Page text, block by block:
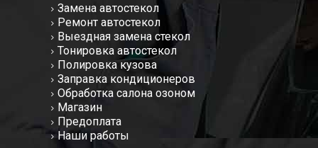
Замена автостекол
Ремонт автостекол
Выездная замена стекол
Тонировка автостекол
Полировка кузова
Заправка кондиционеров
Обработка салона озоном
Магазин
Предоплата
Наши работы